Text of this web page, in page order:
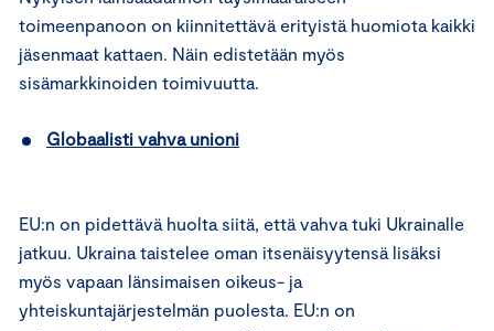
toimeenpanoon on kiinnitettävä erityistä huomiota kaikki
jäsenmaat kattaen. Näin edistetään myös
sisämarkkinoiden toimivuutta.
Globaalisti vahva unioni
EU:n on pidettävä huolta siitä, että vahva tuki Ukrainalle
jatkuu. Ukraina taistelee oman itsenäisyytensä lisäksi
myös vapaan länsimaisen oikeus- ja
yhteiskuntajärjestelmän puolesta. EU:n on